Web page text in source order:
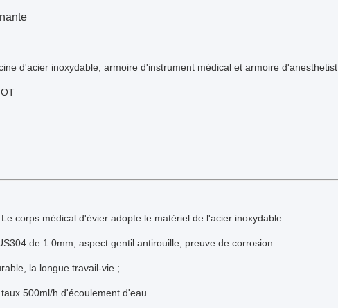
d'acier inoxydable, armoire d'instrument médical et armoire d'anesthetist
Le corps médical d'évier adopte le matériel de l'acier inoxydable
de 1.0mm, aspect gentil antirouille, preuve de corrosion
la longue travail-vie ;
taux 500ml/h d'écoulement d'eau